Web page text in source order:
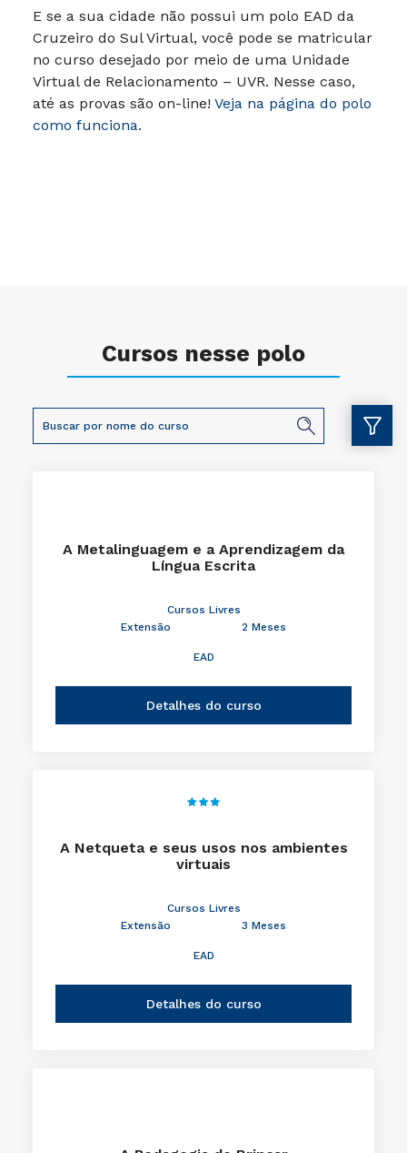
E se a sua cidade não possui um polo EAD da
Cruzeiro do Sul Virtual, você pode se matricular
no curso desejado por meio de uma Unidade
Virtual de Relacionamento – UVR. Nesse caso,
até as provas são on-line! Veja na página do polo
como funciona.
Cursos nesse polo
A Metalinguagem e a Aprendizagem da
Língua Escrita
Cursos Livres
Extensão
2 Meses
EAD
Detalhes do curso
A Netqueta e seus usos nos ambientes
virtuais
Cursos Livres
Extensão
3 Meses
EAD
Detalhes do curso